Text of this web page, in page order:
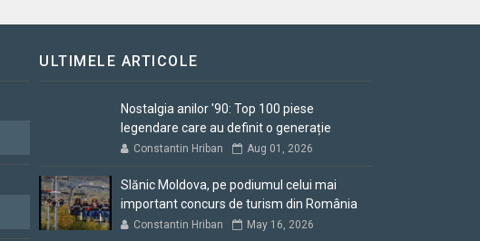
ULTIMELE ARTICOLE
Nostalgia anilor '90: Top 100 piese
legendare care au definit o generație
Constantin Hriban Aug 01, 2026
Slănic Moldova, pe podiumul celui mai
important concurs de turism din România
Constantin Hriban May 16, 2026